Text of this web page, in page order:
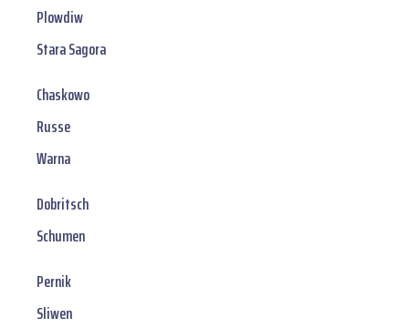
Plowdiw
Stara Sagora
Chaskowo
Russe
Warna
Dobritsch
Schumen
Pernik
Sliwen